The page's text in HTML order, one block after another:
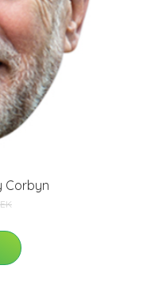
Corbyn